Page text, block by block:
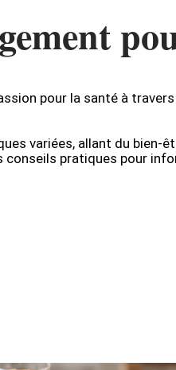
pour la santé à
variées, allant du bien-
conseils pratiques pour